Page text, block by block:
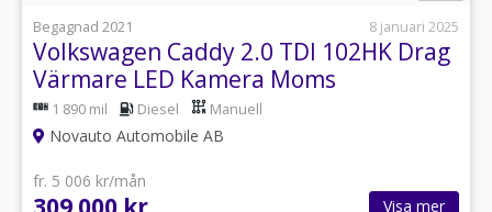
Begagnad 2021
8 januari 2025
Volkswagen Caddy 2.0 TDI 102HK Drag
Värmare LED Kamera Moms
1 890 mil Diesel Manuell
Novauto Automobile AB
fr. 5 006 kr/mån
Visa mer